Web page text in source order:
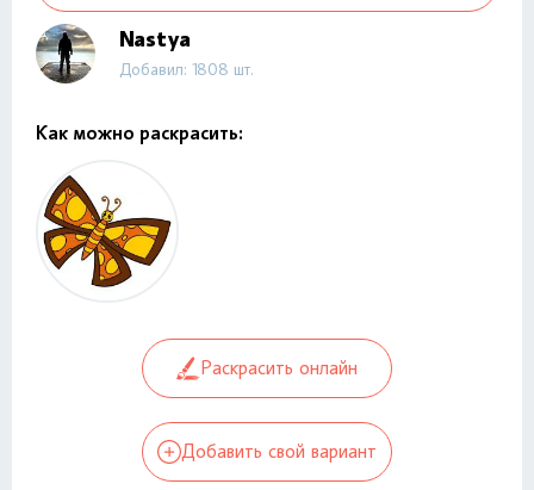
Nastya
Добавил: 1808 шт.
Как можно раскрасить:
Раскрасить онлайн
Добавить свой вариант